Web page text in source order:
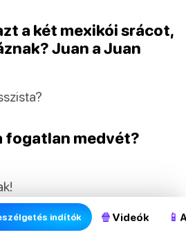
a két mexikói srácot,
Juan a Juan
fogatlan medvét?
azt a konzervnyitót,
indítók 🍿 Videók 📱